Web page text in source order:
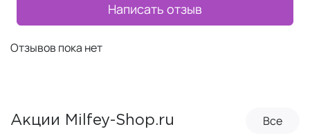
Написать отзыв
Отзывов пока нет
Акции Milfey-Shop.ru Все